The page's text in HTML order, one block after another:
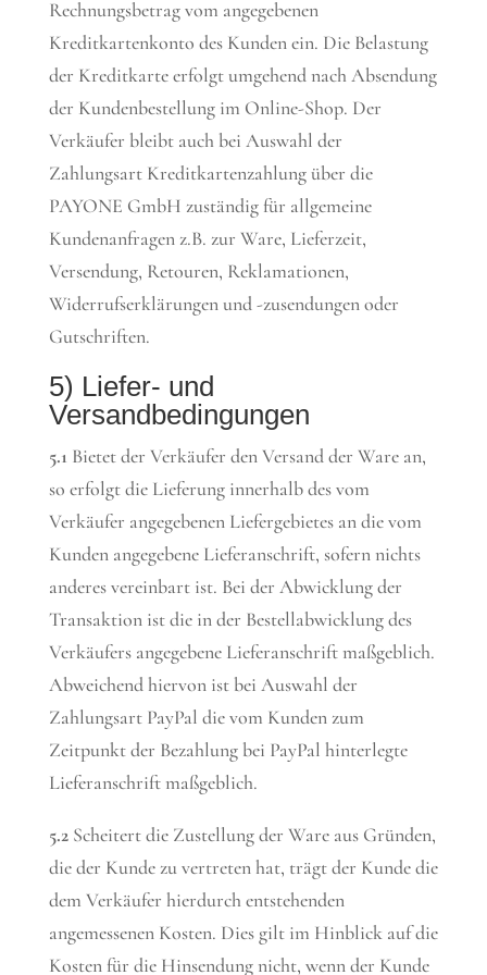
Rechnungsbetrag vom angegebenen
Kreditkartenkonto des Kunden ein. Die Belastung
der Kreditkarte erfolgt umgehend nach Absendung
der Kundenbestellung im Online-Shop. Der
Verkäufer bleibt auch bei Auswahl der
Zahlungsart Kreditkartenzahlung über die
PAYONE GmbH zuständig für allgemeine
Kundenanfragen z.B. zur Ware, Lieferzeit,
Versendung, Retouren, Reklamationen,
Widerrufserklärungen und -zusendungen oder
Gutschriften.
5) Liefer- und
Versandbedingungen
5.1 Bietet der Verkäufer den Versand der Ware an,
so erfolgt die Lieferung innerhalb des vom
Verkäufer angegebenen Liefergebietes an die vom
Kunden angegebene Lieferanschrift, sofern nichts
anderes vereinbart ist. Bei der Abwicklung der
Transaktion ist die in der Bestellabwicklung des
Verkäufers angegebene Lieferanschrift maßgeblich.
Abweichend hiervon ist bei Auswahl der
Zahlungsart PayPal die vom Kunden zum
Zeitpunkt der Bezahlung bei PayPal hinterlegte
Lieferanschrift maßgeblich.
5.2Scheitert die Zustellung der Ware aus Gründen,
die der Kunde zu vertreten hat, trägt der Kunde die
dem Verkäufer hierdurch entstehenden
angemessenen Kosten. Dies gilt im Hinblick auf die
Kosten für die Hinsendung nicht, wenn der Kunde